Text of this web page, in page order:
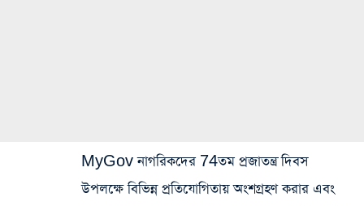
MyGov নাগরিকদের 74তম প্রজাতন্ত্র দিবস
উপলক্ষে বিভিন্ন প্রতিযোগিতায় অংশগ্রহণ করার এবং